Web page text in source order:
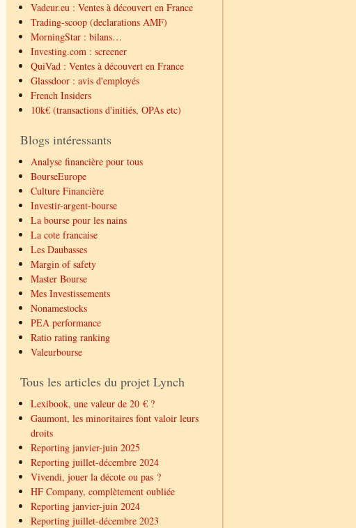
Vadeur.eu : Ventes à découvert en France
Trading-scoop (declarations AMF)
MorningStar : bilans…
Investing.com : screener
QuiVad : Ventes à découvert en France
Glassdoor : avis d'employés
French Insiders
10k€ (transactions d'initiés, OPAs etc)
Blogs intéressants
Analyse financière pour tous
BourseEurope
Culture Financière
Investir-argent-bourse
La bourse pour les nains
La cote francaise
Les Daubasses
Margin of safety
Master Bourse
Mes Investissements
Nonamestocks
PEA performance
Ratio rating ranking
Valeurbourse
Tous les articles du projet Lynch
Lexibook, une valeur de 20 € ?
Gaumont, les minoritaires font valoir leurs
droits
Reporting janvier-juin 2025
Reporting juillet-décembre 2024
Vivendi, jouer la décote ou pas ?
HF Company, complètement oubliée
Reporting janvier-juin 2024
Reporting juillet-décembre 2023